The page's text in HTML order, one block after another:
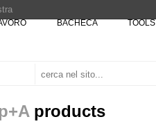
BACHECA TOOLS
products